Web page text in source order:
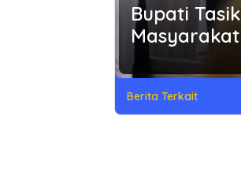
Bupati
Berita Terkait